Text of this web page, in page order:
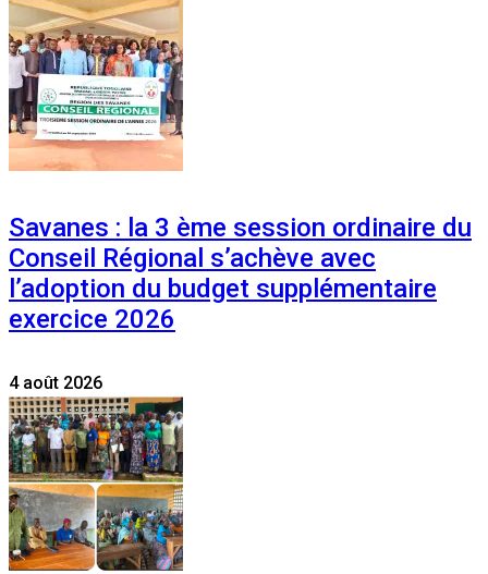
Savanes : la 3 ème session ordinaire du
Conseil Régional s’achève avec
l’adoption du budget supplémentaire
exercice 2026
4 août 2026